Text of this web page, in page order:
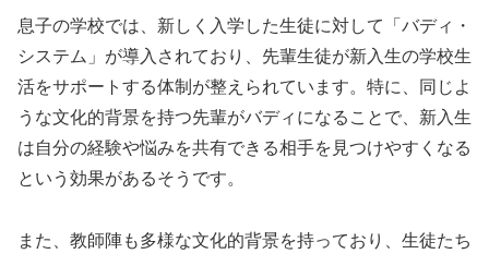
息子の学校では、新しく入学した生徒に対して「バディ・
システム」が導入されており、先輩生徒が新入生の学校生
活をサポートする体制が整えられています。特に、同じよ
うな文化的背景を持つ先輩がバディになることで、新入生
は自分の経験や悩みを共有できる相手を見つけやすくなる
という効果があるそうです。
また、教師陣も多様な文化的背景を持っており、生徒たち